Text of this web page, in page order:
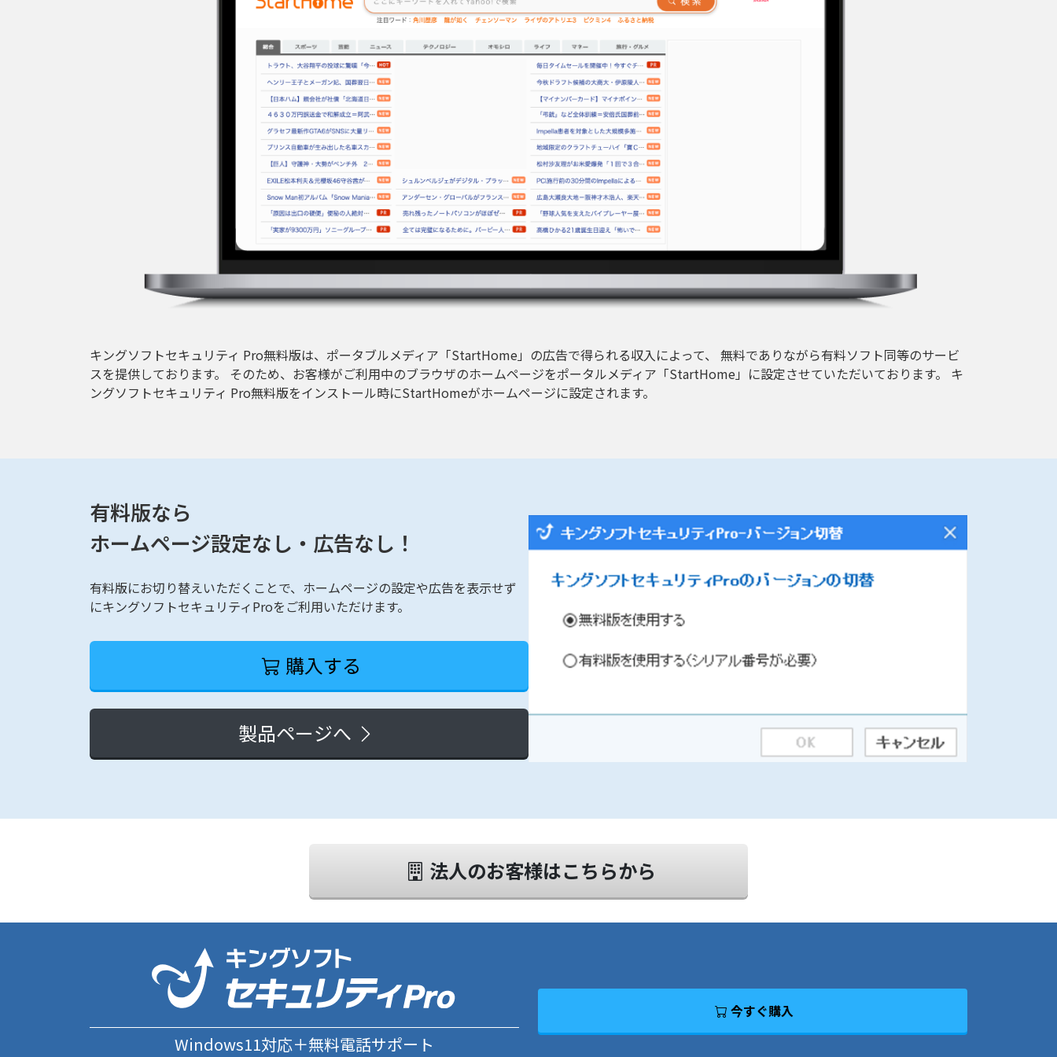
キングソフトセキュリティ Pro無料版は、ポータブルメディア「StartHome」の広告で得られる収入によって、 無料でありながら有料ソフト同等のサービ
スを提供しております。 そのため、お客様がご利用中のブラウザのホームページをポータルメディア「StartHome」に設定させていただいております。 キ
ングソフトセキュリティ Pro無料版をインストール時にStartHomeがホームページに設定されます。
有料版なら
ホームページ設定なし・広告なし！
有料版にお切り替えいただくことで、ホームページの設定や広告を表示せず
にキングソフトセキュリティProをご利用いただけます。
購入する
製品ページへ
法人のお客様はこちらから
Windows11対応＋無料電話サポート
今すぐ購入